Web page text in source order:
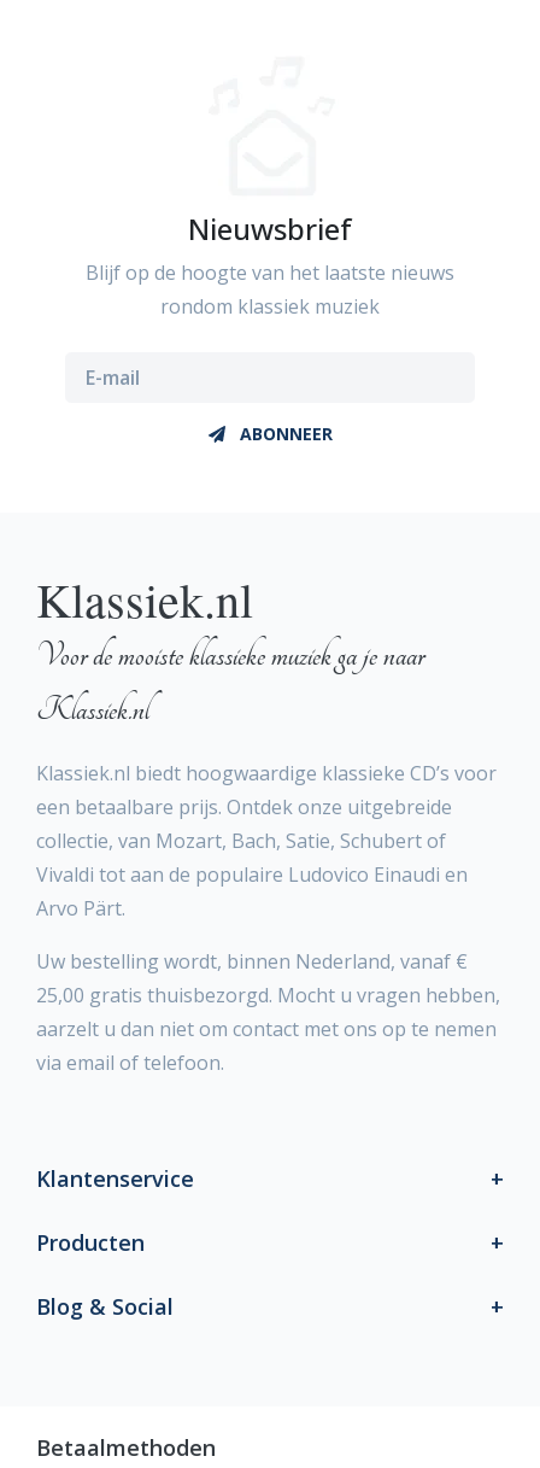
Nieuwsbrief
Blijf op de hoogte van het laatste nieuws
rondom klassiek muziek
ABONNEER
Klassiek.nl
Voor de mooiste klassieke muziek ga je naar
Klassiek.nl
Klassiek.nl biedt hoogwaardige klassieke CD’s voor
een betaalbare prijs. Ontdek onze uitgebreide
collectie, van Mozart, Bach, Satie, Schubert of
Vivaldi tot aan de populaire Ludovico Einaudi en
Arvo Pärt.
Uw bestelling wordt, binnen Nederland, vanaf €
25,00 gratis thuisbezorgd. Mocht u vragen hebben,
aarzelt u dan niet om contact met ons op te nemen
via email of telefoon.
Klantenservice
Producten
Blog & Social
Betaalmethoden